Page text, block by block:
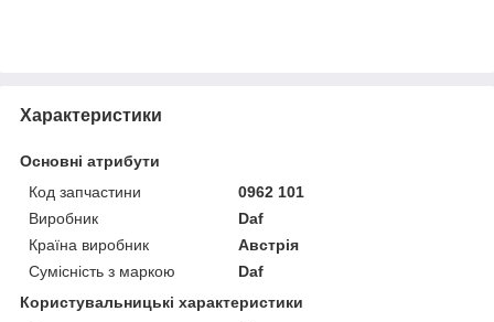
Характеристики
Основні атрибути
Код запчастини
0962 101
Виробник
Daf
Країна виробник
Австрія
Сумісність з маркою
Daf
Користувальницькі характеристики